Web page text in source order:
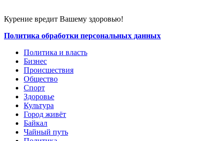
Курение вредит Вашему здоровью!
Политика обработки персональных данных
Политика и власть
Бизнес
Происшествия
Общество
Cпорт
Здоровье
Культура
Город живёт
Байкал
Чайный путь